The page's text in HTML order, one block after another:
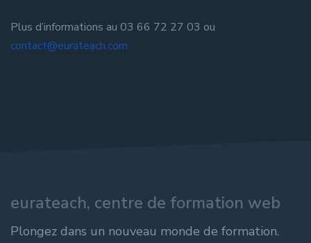
Plus d’informations au 03 66 72 27 03 ou
contact@eurateach.com
eurateach, centre de formation web
Plongez dans un nouveau monde de formation.